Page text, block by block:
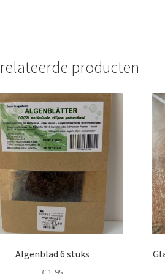
producten
Algenblad 6 stuks